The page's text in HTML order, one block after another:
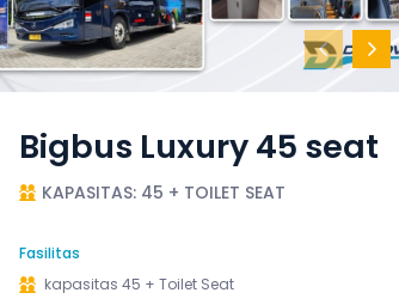
Bigbus Luxury 45 seat
KAPASITAS: 45 + TOILET SEAT
Fasilitas
kapasitas 45 + Toilet Seat